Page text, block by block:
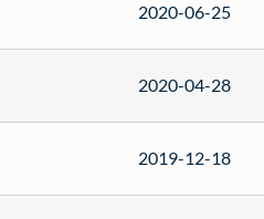
2020-06-25
2020-04-28
2019-12-18